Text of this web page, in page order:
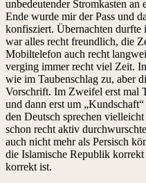
unbedeutender Stromkasten
Ende wurde mir der Pass und
konfisziert. Übernachten
war alles recht freundlich, die
Mobiltelefon auch recht
verging immer recht viel Zeit.
wie im Taubenschlag zu, aber
Vorschrift. Im Zweifel erst mal
und dann erst um
den Deutsch sprechen
schon recht aktiv
auch nicht mehr als Persisch
die Islamische Republik
korrekt ist.